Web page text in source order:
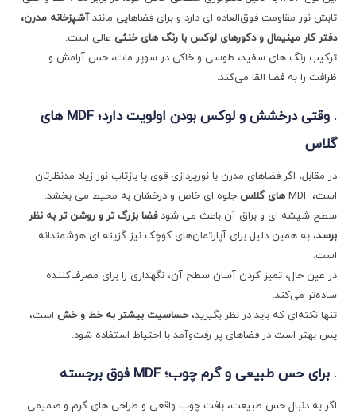
تابش نور مقاومت فوق‌العاده ‌ای دارد و برای فضاهایی مانندآشپزخانه مدرن،
دفتر کار مینیمال و دکورهای لوکس با رنگ‌ های خنثی عالی است.
ترکیب رنگ ‌های سفید، طوسی و خاکی در سوپر مات، حس آرامش و
ظرافت را به فضا القا می‌کند.
. وقتی درخشش و لوکس بودن اولویت دارد؛MDF
های‌
گلاس
در مقابل، اگر فضاهای مدرن با نورپردازی قوی یا بازتاب نور زیاد مدنظرتان
است، MDF
های ‌گلاس جلوه‌ ای خاص و درخشان به محیط می ‌بخشد.
سطح شیشه‌ ای و براق آن باعث می ‌شودفضا بزرگ‌ تر و روشن ‌تر به نظر
برسد، به همین دلیل برای آپارتمان‌های کوچک نیز گزینه ‌ای هوشمندانه
است.
در عین حال، تمیز کردن آسان سطح آن، نگهداری را برای مصرف‌کننده
ساده‌تر می‌کند.
تنها نکته‌ای که باید در نظر بگیرید،حساسیت بیشتر به خط و خش است،
پس بهتر است در فضاهای پر رفت‌وآمد با احتیاط استفاده شود.
. برای حس طبیعی و گرم چوب؛MDF فوق برجسته
اگر به دنبال حس طبیعت، بافت چوب واقعی و طراحی ‌های گرم و صمیمی